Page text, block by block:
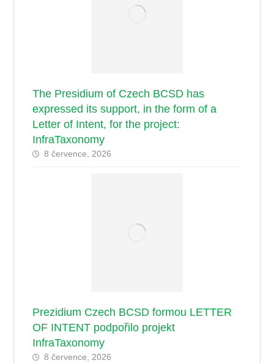
The Presidium of Czech BCSD has
expressed its support, in the form of a
Letter of Intent, for the project:
InfraTaxonomy
8 července, 2026
Prezidium Czech BCSD formou LETTER
OF INTENT podpořilo projekt
InfraTaxonomy
8 července, 2026